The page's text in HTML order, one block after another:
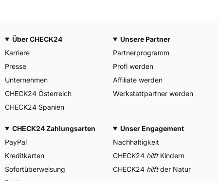
Über CHECK24
Karriere
Presse
Unternehmen
CHECK24 Österreich
CHECK24 Spanien
Unsere Partner
Partnerprogramm
Profi werden
Affiliate werden
Werkstattpartner werden
CHECK24 Zahlungsarten
PayPal
Kreditkarten
Sofortüberweisung
Unser Engagement
Nachhaltigkeit
CHECK24 hilftKindern
CHECK24 hilftder Natur